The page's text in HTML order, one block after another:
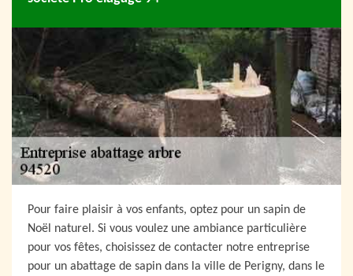
Pour faire plaisir à vos enfants, optez pour un sapin de
Noël naturel. Si vous voulez une ambiance particulière
pour vos fêtes, choisissez de contacter notre entreprise
pour un abattage de sapin dans la ville de Perigny, dans le